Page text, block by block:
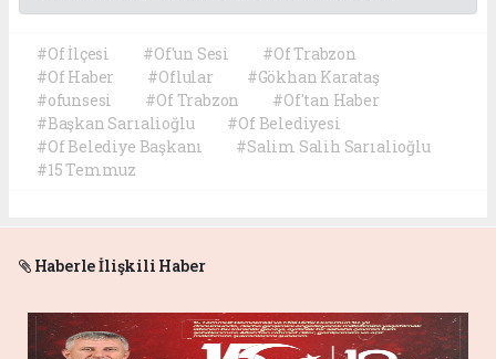
#Of İlçesi #Of'un Sesi
#Of Trabzon
#Of Haber
#Oflular
#Gökhan Karataş
#ofunsesi
#Of Trabzon
#Of'tan Haber
#Başkan Sarıalioğlu
#Of Belediyesi
#Of Belediye Başkanı
#Salim Salih Sarıalioğlu
#15 Temmuz
Haberle İlişkili Haber